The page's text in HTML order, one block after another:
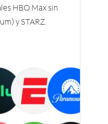
HBO Max sin
y STARZ.